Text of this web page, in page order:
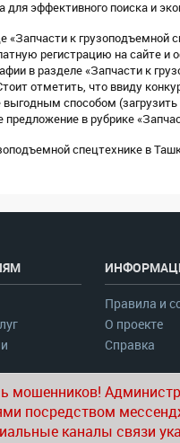
для эффективного поиска и
к грузоподъемной
регистрацию на сайте
в разделе «Запчасти к
отметить, что ввиду
способом
в рубрике
спецтехнике в
Правила и
О проекте
Справка
© 2020-2026 tovar.uz | Все
мошенников!
посредством
каналы связи